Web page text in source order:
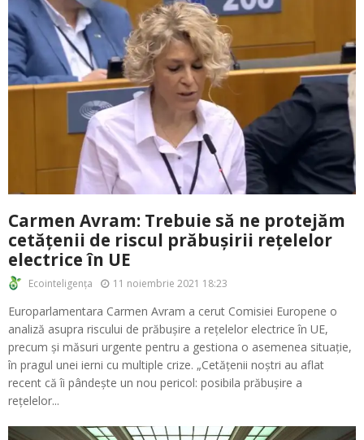
Carmen Avram: Trebuie să ne protejăm
cetățenii de riscul prăbușirii rețelelor
electrice în UE
Ecointeligența 11 noiembrie 2021 18:23
Europarlamentara Carmen Avram a cerut Comisiei Europene o
analiză asupra riscului de prăbușire a rețelelor electrice în UE,
precum și măsuri urgente pentru a gestiona o asemenea situație,
în pragul unei ierni cu multiple crize. „Cetățenii noștri au aflat
recent că îi pândește un nou pericol: posibila prăbușire a
rețelelor...